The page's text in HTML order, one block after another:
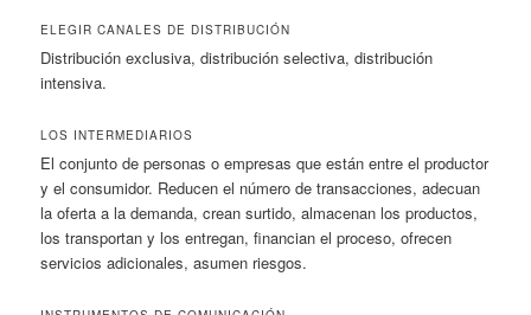
ELEGIR CANALES DE DISTRIBUCIÓN
Distribución exclusiva, distribución selectiva, distribución
intensiva.
LOS INTERMEDIARIOS
El conjunto de personas o empresas que están entre el productor
y el consumidor. Reducen el número de transacciones, adecuan
la oferta a la demanda, crean surtido, almacenan los productos,
los transportan y los entregan, financian el proceso, ofrecen
servicios adicionales, asumen riesgos.